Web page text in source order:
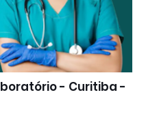
- Curitiba -